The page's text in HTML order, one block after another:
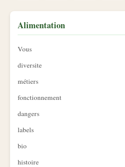
Alimentation
Vous
diversite
métiers
fonctionnement
dangers
labels
bio
histoire